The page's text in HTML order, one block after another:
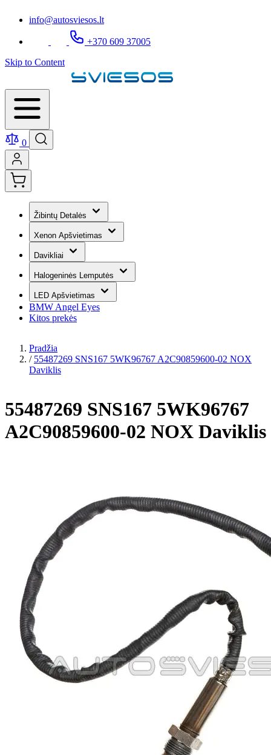
info@autosviesos.lt
+370 609 37005
Skip to Content
0
Žibintų Detalės
Xenon Apšvietimas
Davikliai
Halogeninės Lemputės
LED Apšvietimas
BMW Angel Eyes
Kitos prekės
Pradžia
/ 55487269 SNS167 5WK96767 A2C90859600-02 NOX
Daviklis
55487269 SNS167 5WK96767
A2C90859600-02 NOX Daviklis